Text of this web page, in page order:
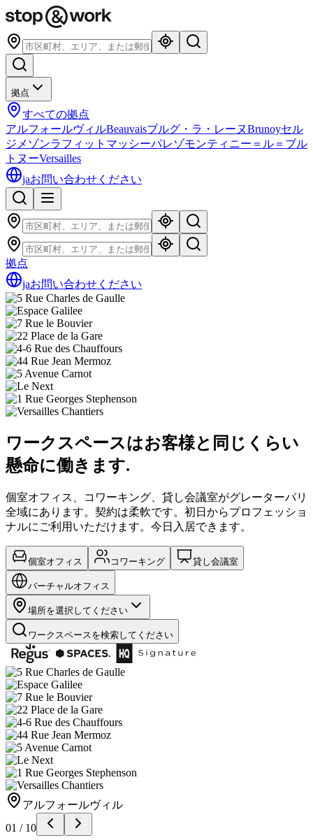
拠点
すべての拠点
アルフォールヴィルBeauvaisブルグ・ラ・レーヌBrunoyセル
ジ メゾンラフィット マッシーパレゾモンティニー＝ル＝ブル
トヌーVersailles
jaお問い合わせください
拠点
jaお問い合わせください
ワークスペースはお客様と同じくらい
懸命に働きます.
個室オフィス、コワーキング、貸し会議室がグレーターパリ
全域にあります。契約は柔軟です。初日からプロフェッショ
ナルにご利用いただけます。今日入居できます。
個室オフィス コワーキング 貸し会議室
バーチャルオフィス
場所を選択してください
ワークスペースを検索してください
アルフォールヴィル
01 / 10